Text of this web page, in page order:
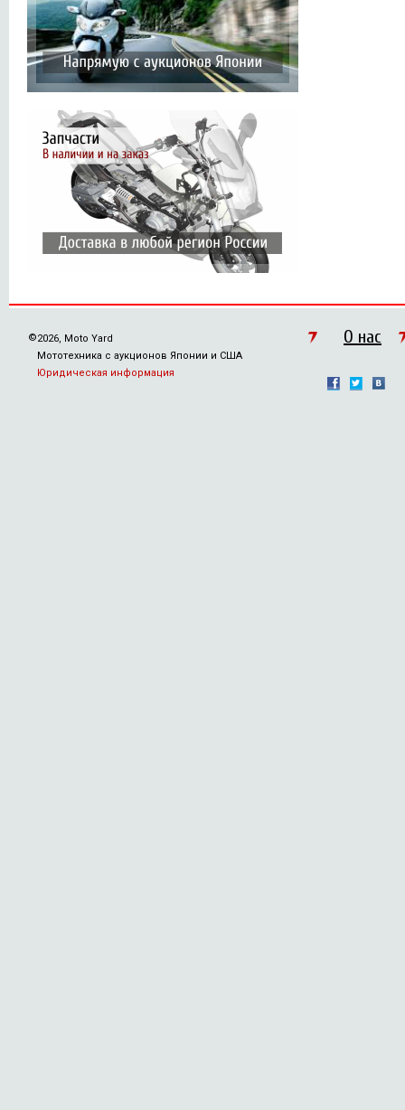
©2026, Moto Yard
Мототехника с аукционов Японии и США
Юридическая информация
О нас